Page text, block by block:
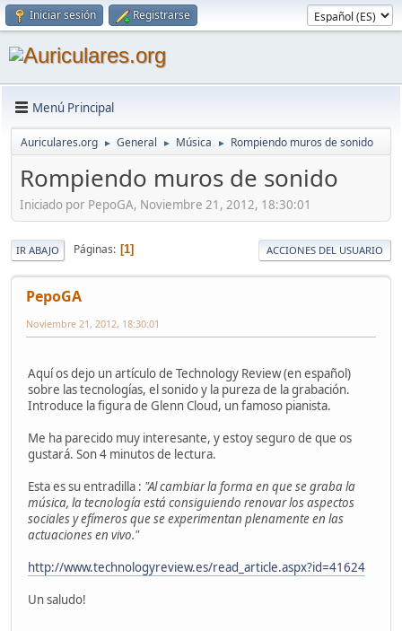
Iniciar sesión Registrarse
Menú Principal
Auriculares.org ► General ► Música ► Rompiendo muros de sonido
Rompiendo muros de sonido
Iniciado por PepoGA, Noviembre 21, 2012, 18:30:01
IR ABAJO Páginas 1 ACCIONES DEL USUARIO
PepoGA
Noviembre 21, 2012, 18:30:01
Aquí os dejo un artículo de Technology Review (en español)
sobre las tecnologías, el sonido y la pureza de la grabación.
Introduce la figura de Glenn Cloud, un famoso pianista.
Me ha parecido muy interesante, y estoy seguro de que os
gustará. Son 4 minutos de lectura.
Esta es su entradilla : "Al cambiar la forma en que se graba la
música, la tecnología está consiguiendo renovar los aspectos
sociales y efímeros que se experimentan plenamente en las
actuaciones en vivo."
http://www.technologyreview.es/read_article.aspx?id=41624
Un saludo!